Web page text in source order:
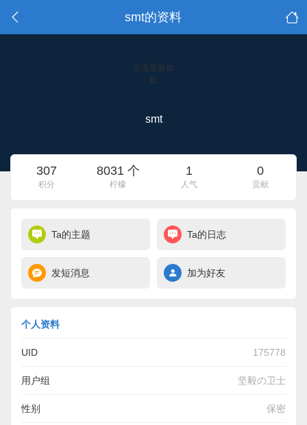
smt的资料
点击重新加
载
smt
307
积分
8031 个
柠檬
1
人气
0
贡献
Ta的主题 Ta的日志
发短消息 加为好友
个人资料
UID 175778
用户组 坚毅の卫士
性别 保密